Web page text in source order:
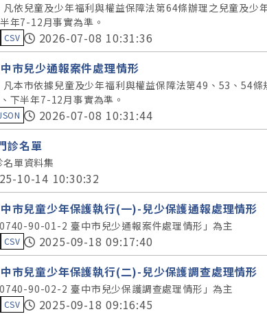
依兒童及少年福利與權益保障法第64條辦理之兒童及少
年7-12月事實為準。
CSV
2026-07-08 10:31:36
市兒少通報案件處理情形
本市依據兒童及少年福利與權益保障法第49、53、54
下半年7-12月事實為準。
2026-07-08 10:31:44
診名單
單資料集
10-14 10:30:32
市兒童少年保護執行(一)-兒少保護通報處理情形
90-01-2 臺中市兒少通報案件處理情形」為主
CSV
2025-09-18 09:17:40
市兒童少年保護執行(二)-兒少保護調查處理情形
90-02-2 臺中市兒少保護調查處理情形」為主
CSV
2025-09-18 09:16:45